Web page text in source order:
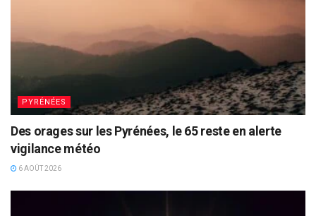
PYRÉNÉES
Des orages sur les Pyrénées, le 65 reste en alerte
vigilance météo
6 AOÛT 2026